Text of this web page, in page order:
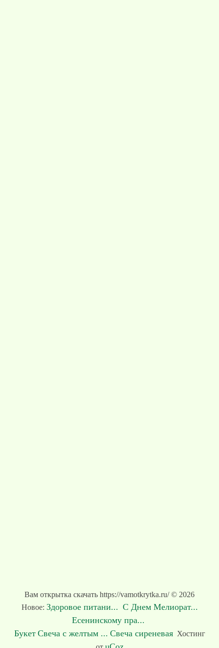
Вам открытка скачать https://vamotkrytka.ru/ © 2026
Новое: Здоровое питани... С Днем Мелиорат...
Есенинскому пра...
Букет Свеча с желтым ... Свеча сиреневая Хостинг